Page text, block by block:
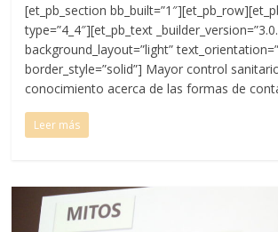
[et_pb_section
type=”4_4″][et_pb_text
background_layout=”light”
border_style=”solid”] Mayor control
conocimiento acerca de las formas de
Leer más